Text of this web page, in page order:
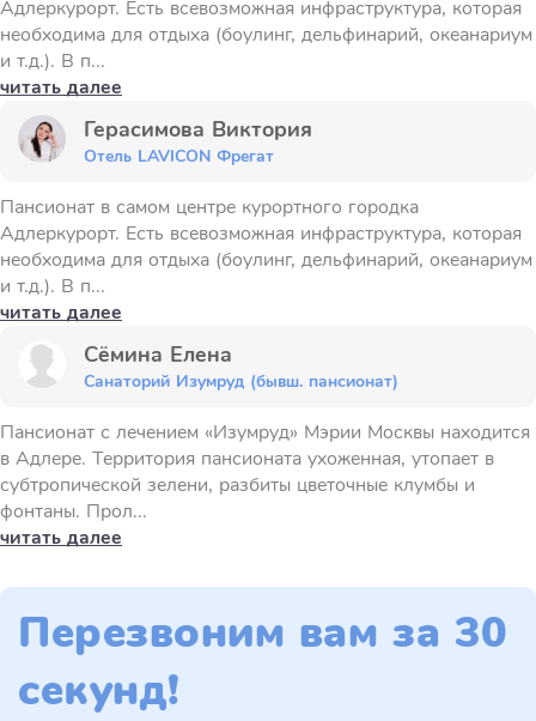
Адлеркурорт. Есть всевозможная инфраструктура, которая
необходима для отдыха (боулинг, дельфинарий, океанариум
и т.д.). В п...
читать далее
Герасимова Виктория
Отель LAVICON Фрегат
Пансионат в самом центре курортного городка
Адлеркурорт. Есть всевозможная инфраструктура, которая
необходима для отдыха (боулинг, дельфинарий, океанариум
и т.д.). В п...
читать далее
Сёмина Елена
Санаторий Изумруд (бывш. пансионат)
Пансионат с лечением «Изумруд» Мэрии Москвы находится
в Адлере. Территория пансионата ухоженная, утопает в
субтропической зелени, разбиты цветочные клумбы и
фонтаны. Прол...
читать далее
Перезвоним вам за 30
секунд!